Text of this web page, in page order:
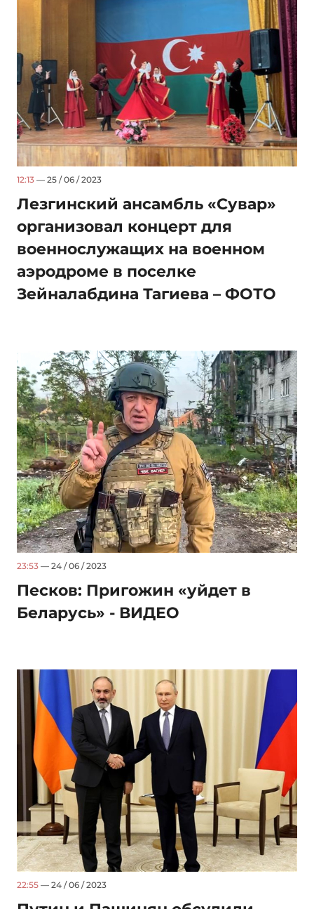
12:13 — 25 / 06 / 2023
Лезгинский ансамбль «Сувар»
организовал концерт для
военнослужащих на военном
аэродроме в поселке
Зейналабдина Тагиева – ФОТО
23:53 — 24 / 06 / 2023
Песков: Пригожин «уйдет в
Беларусь» - ВИДЕО
22:55 — 24 / 06 / 2023